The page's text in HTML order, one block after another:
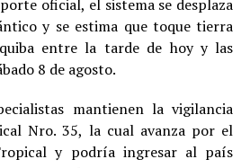
oficial, el sistema se desplaza
y se estima que toque tierra
entre la tarde de hoy y las
8 de agosto.
mantienen la vigilancia
Nro. 35, la cual avanza por el
y podría ingresar al país